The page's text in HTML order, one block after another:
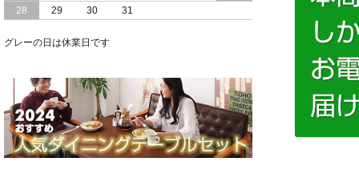
し 収納庫 付き チェスト ベッド 日本製
28
29 30 31
グレーの日は休業日です